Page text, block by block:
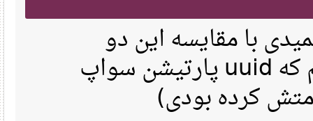
با مقایسه این دو
خروجی متوجه میشیم که uuid پارتیشن سواپ
کرده بودی)